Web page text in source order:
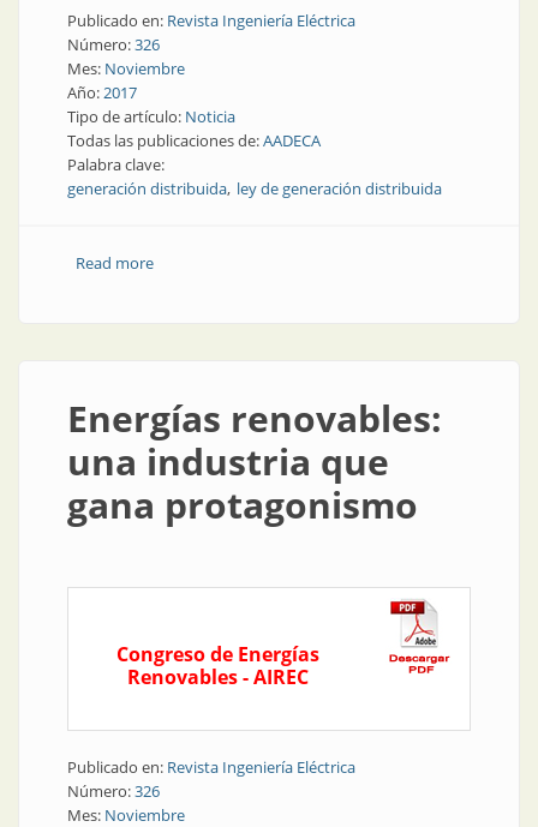
Publicado en: Revista Ingeniería Eléctrica
Número:326
Mes: Noviembre
Año:2017
Tipo de artículo: Noticia
Todas las publicaciones de:AADECA
Palabra clave:
generación distribuida ley de generación distribuida
Read moreabout Ley de Generación Distribuida: un paso más
Energías renovables:
una industria que
gana protagonismo
Congreso de Energías
Renovables - AIREC
Publicado en: Revista Ingeniería Eléctrica
Número:326
Mes: Noviembre